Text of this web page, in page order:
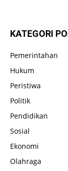
KATEGORI
Pemerintahan
Hukum
Peristiwa
Politik
Pendidikan
Sosial
Ekonomi
Olahraga